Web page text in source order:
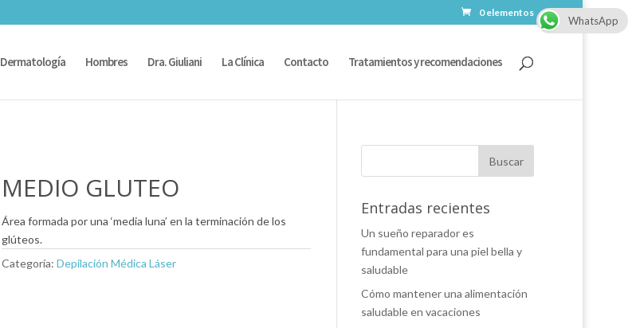
0 elementos
Dermatología Hombres Dra. Giuliani La Clínica Contacto Tratamientos y recomendaciones
MEDIO GLUTEO
Área formada por una ‘media luna’ en la terminación de los
glúteos.
Categoría:Depilación Médica Láser
Entradas recientes
Un sueño reparador es
fundamental para una piel bella y
saludable
Cómo mantener una alimentación
saludable en vacaciones
WhatsApp